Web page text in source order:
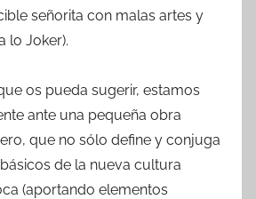
señorita con malas artes y
lo Joker).
os pueda sugerir, estamos
ante una pequeña obra
que no sólo define y conjuga
de la nueva cultura
(aportando elementos